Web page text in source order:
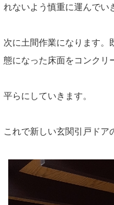
れないよう慎重に運んでい
次に土間作業になります。
態になった床面をコンクリ
平らにしていきます。
これで新しい玄関引戸ドア